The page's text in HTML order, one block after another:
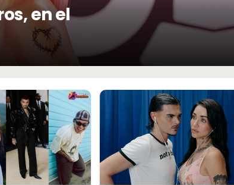
en el